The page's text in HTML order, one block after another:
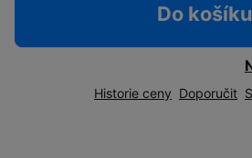
Do košíku
Historie ceny Doporučit